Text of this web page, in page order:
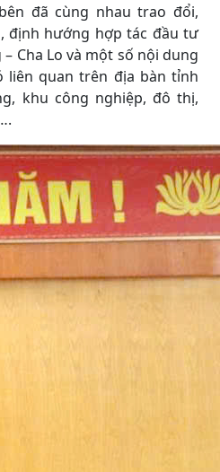
đã cùng nhau trao đổi,
định hướng hợp tác đầu tư
Cha Lo và một số nội dung
liên quan trên địa bàn tỉnh
khu công nghiệp, đô thị,